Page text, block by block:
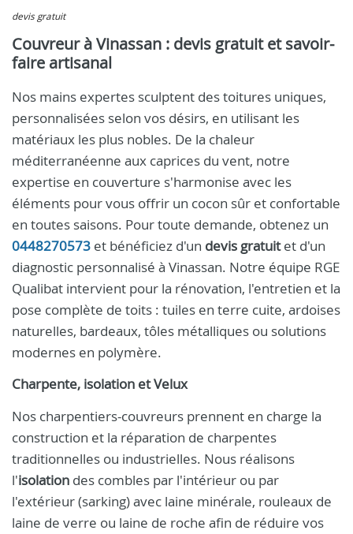
devis gratuit
Couvreur à Vinassan : devis gratuit et savoir-
faire artisanal
Nos mains expertes sculptent des toitures uniques,
personnalisées selon vos désirs, en utilisant les
matériaux les plus nobles. De la chaleur
méditerranéenne aux caprices du vent, notre
expertise en couverture s'harmonise avec les
éléments pour vous offrir un cocon sûr et confortable
en toutes saisons. Pour toute demande, obtenez un
0448270573 et bénéficiez d'un devis gratuitet d'un
diagnostic personnalisé à Vinassan. Notre équipe RGE
Qualibat intervient pour la rénovation, l'entretien et la
pose complète de toits : tuiles en terre cuite, ardoises
naturelles, bardeaux, tôles métalliques ou solutions
modernes en polymère.
Charpente, isolation et Velux
Nos charpentiers-couvreurs prennent en charge la
construction et la réparation de charpentes
traditionnelles ou industrielles. Nous réalisons
l'isolation des combles par l'intérieur ou par
l'extérieur (sarking) avec laine minérale, rouleaux de
laine de verre ou laine de roche afin de réduire vos